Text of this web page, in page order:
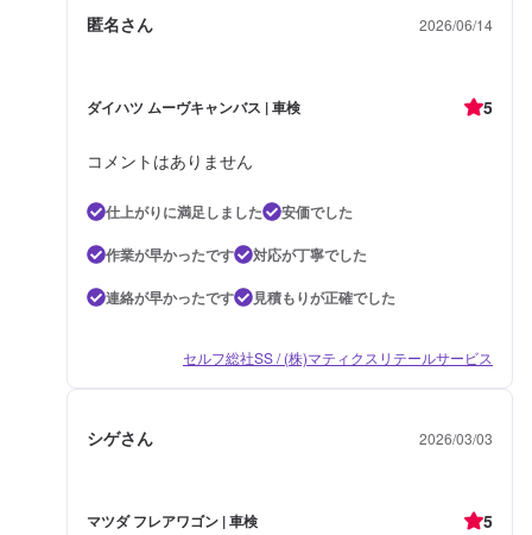
匿名さん 2026/06/14
ダイハツ ムーヴキャンバス | 車検 5
コメントはありません
仕上がりに満足しました
安価でした
作業が早かったです
対応が丁寧でした
連絡が早かったです
見積もりが正確でした
セルフ総社SS / (株)マティクスリテールサービス
シゲさん 2026/03/03
マツダ フレアワゴン | 車検 5